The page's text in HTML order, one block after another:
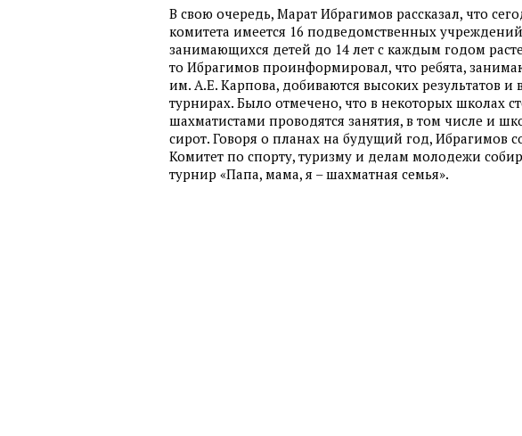
В свою очередь, Марат Ибрагимов рассказал, что
комитета имеется 16 подведомственных
занимающихся детей до 14 лет с каждым годом
то Ибрагимов проинформировал, что ребята,
им. А.Е. Карпова, добиваются высоких результатов
турнирах. Было отмечено, что в некоторых школах
шахматистами проводятся занятия, в том числе и
сирот. Говоря о планах на будущий год, Ибрагимов
Комитет по спорту, туризму и делам молодежи
турнир «Папа, мама, я – шахматная семья».